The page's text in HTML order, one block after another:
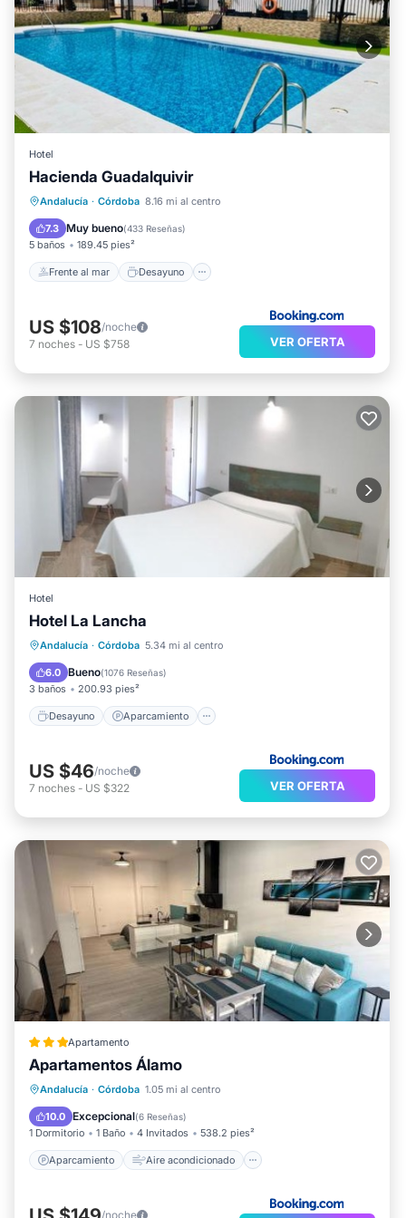
Hotel
Hacienda Guadalquivir
Andalucía · Córdoba 8.16 mi al centro
7.3 Muy bueno(433 Reseñas)
5 baños 189.45 pies²
Frente al mar Desayuno
Frente al mar
Desayuno
Aparcamiento
US $108/noche
7 noches - US $758 VER OFERTA
Hotel
Hotel La Lancha
Andalucía · Córdoba 5.34 mi al centro
6.0 Bueno(1076 Reseñas)
3 baños 200.93 pies²
Desayuno Aparcamiento
Desayuno
Aparcamiento
Balcón/Terraza
US $46/noche
7 noches - US $322 VER OFERTA
Apartamento
Apartamentos Álamo
Andalucía · Córdoba 1.05 mi al centro
10.0 Excepcional(6 Reseñas)
1 Dormitorio 1 Baño 4 Invitados 538.2 pies²
Aparcamiento Aire acondicionado
Aparcamiento
Aire acondicionado
Internet
Apto para niños
/noche